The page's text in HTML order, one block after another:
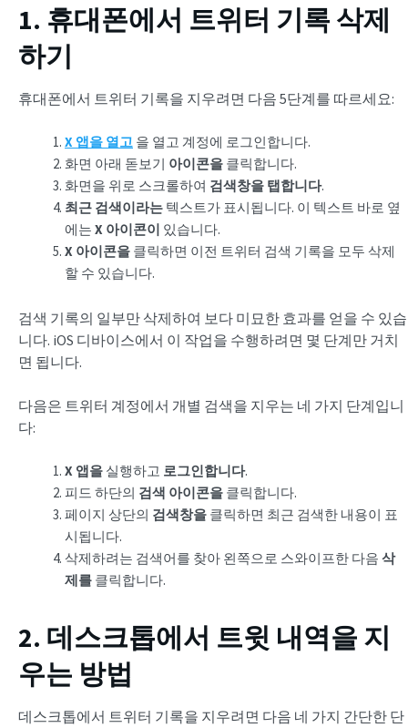
1. 휴대폰에서 트위터 기록 삭제
하기
휴대폰에서 트위터 기록을 지우려면 다음 5단계를 따르세요:
X 앱을 열고 을 열고 계정에 로그인합니다.
화면 아래 돋보기 아이콘을 클릭합니다.
화면을 위로 스크롤하여 검색창을 탭합니다.
최근 검색이라는 텍스트가 표시됩니다. 이 텍스트 바로 옆
에는 X 아이콘이 있습니다.
X 아이콘을 클릭하면 이전 트위터 검색 기록을 모두 삭제
할 수 있습니다.
검색 기록의 일부만 삭제하여 보다 미묘한 효과를 얻을 수 있습
니다. iOS 디바이스에서 이 작업을 수행하려면 몇 단계만 거치
면 됩니다.
다음은 트위터 계정에서 개별 검색을 지우는 네 가지 단계입니
다:
X 앱을 실행하고 로그인합니다.
피드 하단의 검색 아이콘을 클릭합니다.
페이지 상단의 검색창을 클릭하면 최근 검색한 내용이 표
시됩니다.
삭제하려는 검색어를 찾아 왼쪽으로 스와이프한 다음 삭
제를 클릭합니다.
2. 데스크톱에서 트윗 내역을 지
우는 방법
데스크톱에서 트위터 기록을 지우려면 다음 네 가지 간단한 단